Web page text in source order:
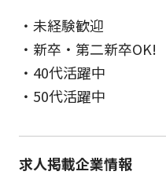
・未経験歓迎
・新卒・第二新卒OK!
・40代活躍中
・50代活躍中
求人掲載企業情報